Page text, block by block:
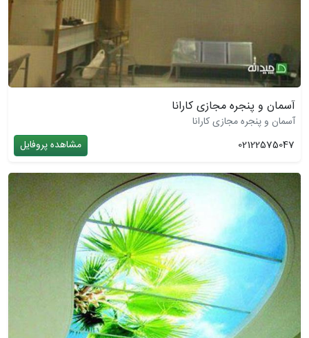
آسمان و پنجره مجازی کارانا
آسمان و پنجره مجازی کارانا
02122575047
مشاهده پروفایل